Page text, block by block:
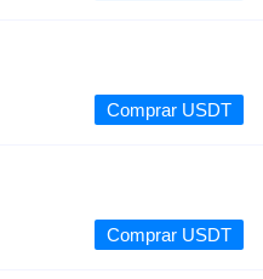
Comprar USDT
Comprar USDT